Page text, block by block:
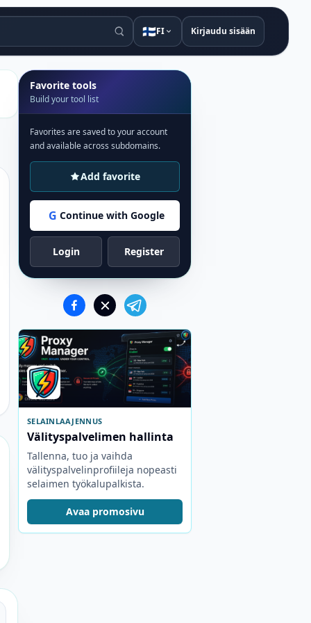
🇫🇮FI Kirjaudu sisään
Favorite tools
Build your tool list
Favorites are saved to your account
and available across subdomains.
Add favorite
G Continue with Google
Login Register
SELAINLAAJENNUS
Välityspalvelimen hallinta
Tallenna, tuo ja vaihda
välityspalvelinprofiileja nopeasti
selaimen työkalupalkista.
Avaa promosivu